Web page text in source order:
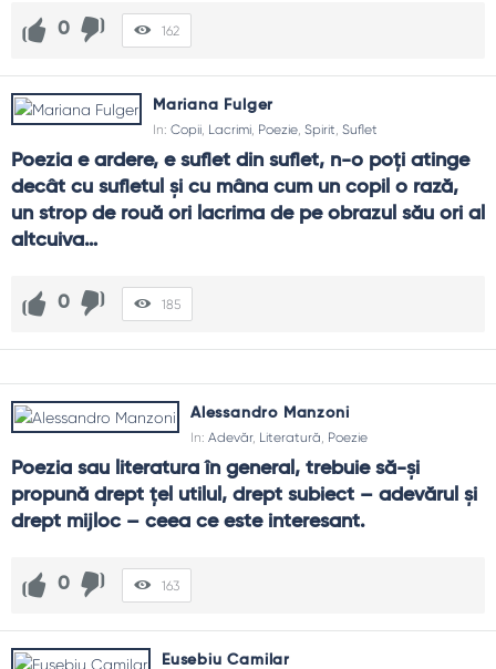
0 162
Mariana Fulger
In: Copii, Lacrimi, Poezie, Spirit, Suflet
Poezia e ardere, e suflet din suflet, n-o poți atinge
decât cu sufletul și cu mâna cum un copil o rază,
un strop de rouă ori lacrima de pe obrazul său ori al
altcuiva…
0 185
Alessandro Manzoni
In: Adevăr, Literatură, Poezie
Poezia sau literatura în general, trebuie să-şi
propună drept ţel utilul, drept subiect – adevărul şi
drept mijloc – ceea ce este interesant.
0 163
Eusebiu Camilar